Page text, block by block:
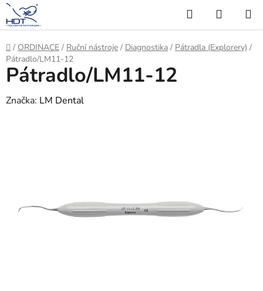
Přejít
na
obsah
Hledat
KOŠÍK
Domů
/ ORDINACE / Ruční nástroje / Diagnostika / Pátradla (Explorery) /
Pátradlo/LM11-12
Pátradlo/LM11-12
Značka: LM Dental